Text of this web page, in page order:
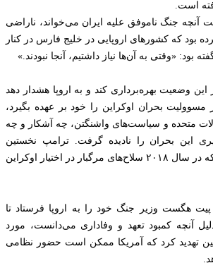
است.
جنگ ناموفق علیه ایران می‌خواند، ناراضی
بود که کشورهای اروپایی در خلیج فارس در کنار
بود: «وقتی به آن‌ها نیاز داشتیم، آنجا نبودند.»
این وضعیت بهره‌برداری کند و به اروپا هشدار دهد
بحران اوکراین را خود بر عهده بگیرد،
متحده و سیاست‌های واشنگتن، چه آشکار و چه
این بحران را نادیده گرفت. ترامپ نخستین
رییس‌جمهور آمریکا بود که در سال ۲۰۱۸ سلاح‌های مرگبار در اختیار اوکراین
هگست وزیر جنگ خود را به اروپا فرستاد تا
آنچه کمبود تعهد و وفاداری می‌دانست، مورد
تهدید کرد که آمریکا ممکن است حضور نظامی